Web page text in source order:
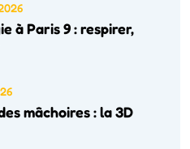
à Paris 9 : respirer,
mâchoires : la 3D